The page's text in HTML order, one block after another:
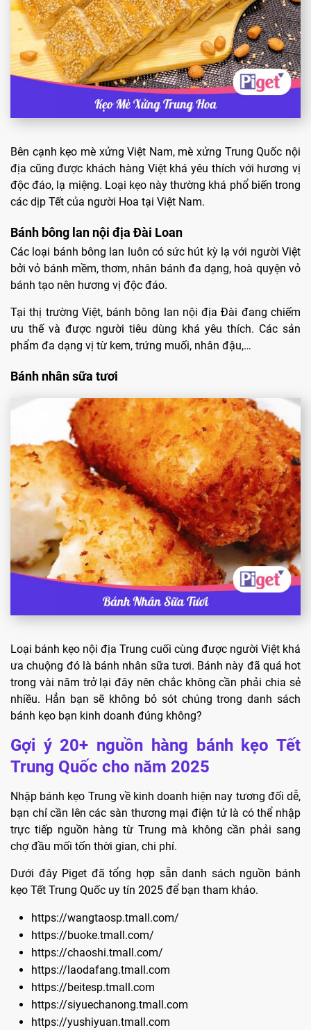
Bên cạnh kẹo mè xửng Việt Nam, mè xửng Trung Quốc nội
địa cũng được khách hàng Việt khá yêu thích với hương vị
độc đáo, lạ miệng. Loại kẹo này thường khá phổ biến trong
các dịp Tết của người Hoa tại Việt Nam.
Bánh bông lan nội địa Đài Loan
Các loại bánh bông lan luôn có sức hút kỳ lạ với người Việt
bởi vỏ bánh mềm, thơm, nhân bánh đa dạng, hoà quyện vỏ
bánh tạo nên hương vị độc đáo.
Tại thị trường Việt, bánh bông lan nội địa Đài đang chiếm
ưu thế và được người tiêu dùng khá yêu thích. Các sản
phẩm đa dạng vị từ kem, trứng muối, nhân đậu,…
Bánh nhân sữa tươi
Loại bánh kẹo nội địa Trung cuối cùng được người Việt khá
ưa chuộng đó là bánh nhân sữa tươi. Bánh này đã quá hot
trong vài năm trở lại đây nên chắc không cần phải chia sẻ
nhiều. Hẳn bạn sẽ không bỏ sót chúng trong danh sách
bánh kẹo bạn kinh doanh đúng không?
Gợi ý 20+ nguồn hàng bánh kẹo Tết
Trung Quốc cho năm 2025
Nhập bánh kẹo Trung về kinh doanh hiện nay tương đối dễ,
bạn chỉ cần lên các sàn thương mại điện tử là có thể nhập
trực tiếp nguồn hàng từ Trung mà không cần phải sang
chợ đầu mối tốn thời gian, chi phí.
Dưới đây Piget đã tổng hợp sẵn danh sách nguồn bánh
kẹo Tết Trung Quốc uy tín 2025 để bạn tham khảo.
https://wangtaosp.tmall.com/
https://buoke.tmall.com/
https://chaoshi.tmall.com/
https://laodafang.tmall.com
https://beitesp.tmall.com
https://siyuechanong.tmall.com
https://yushiyuan.tmall.com